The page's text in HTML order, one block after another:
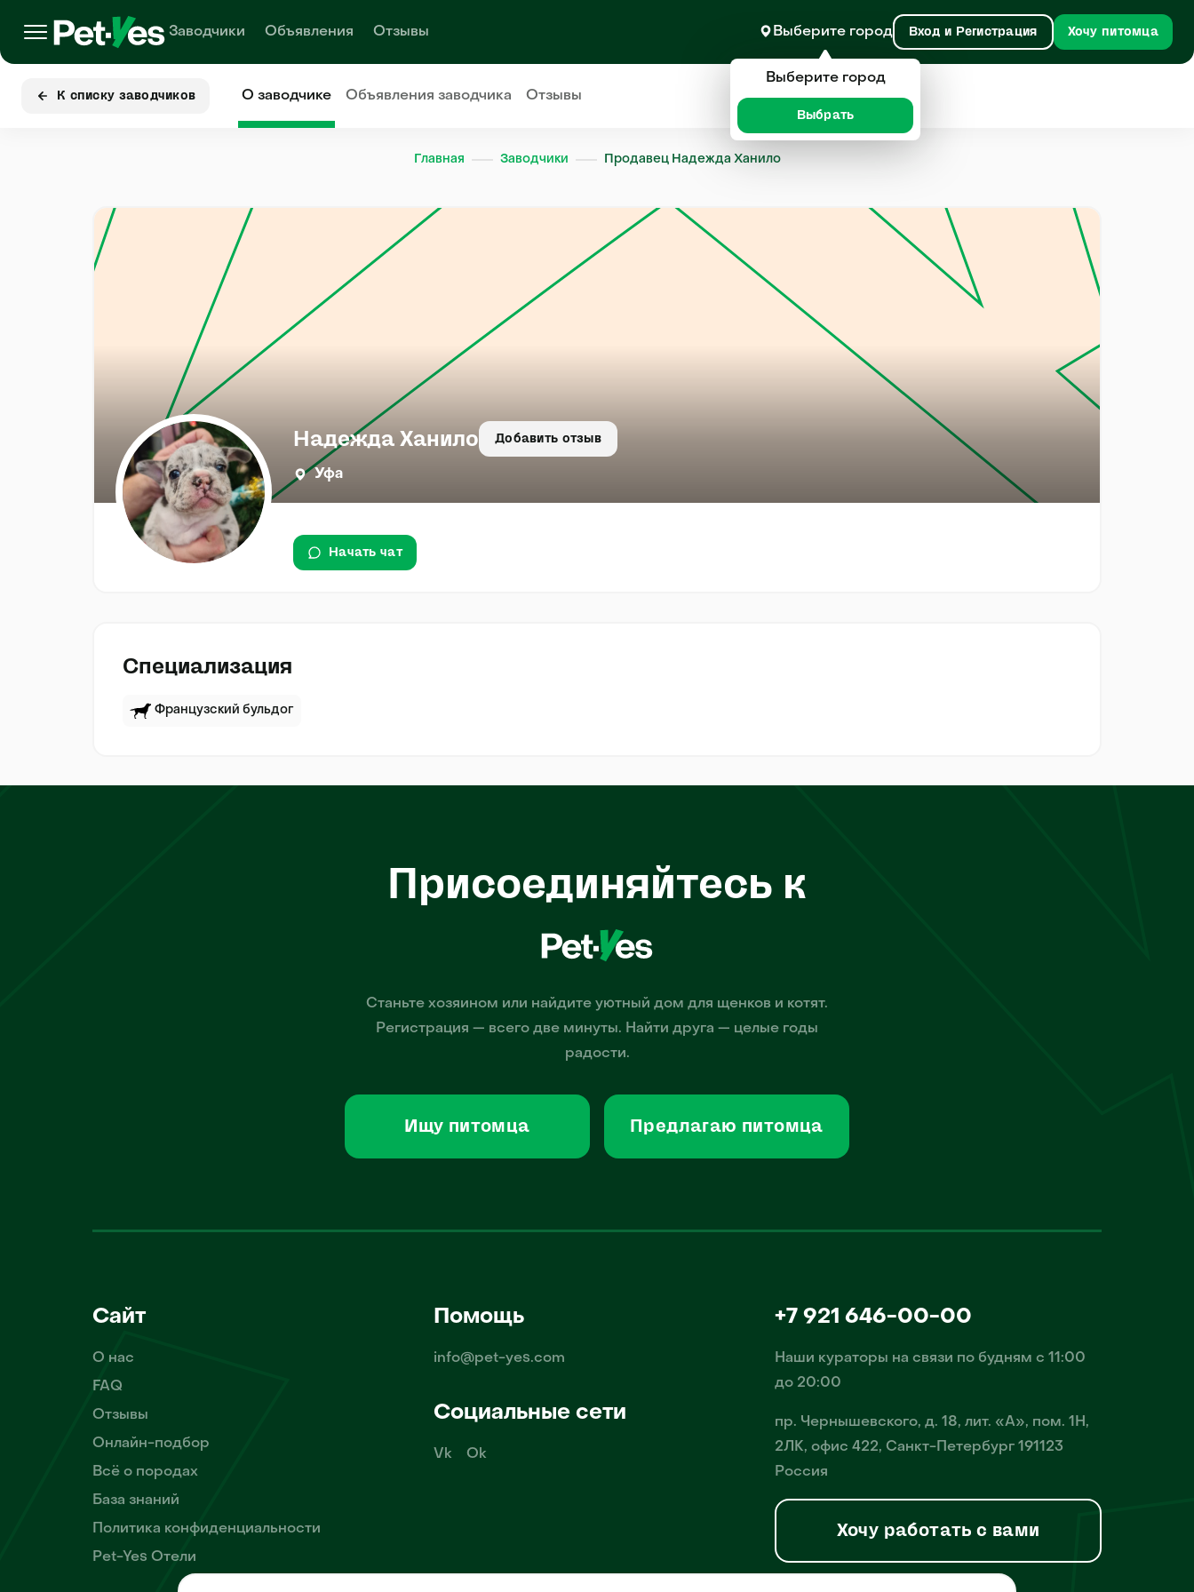
Заводчики Объявления Отзывы Выберите город Вход и Регистрация Хочу питомца
К списку заводчиков О заводчике Объявлениязаводчика Отзывы
Главная Заводчики Продавец Надежда Ханило
Надежда Ханило Добавить отзыв
Уфа
Начать чат
Специализация
Французский бульдог
Присоединяйтесь к
Станьте хозяином или найдите уютный дом для щенков и котят.
Регистрация — всего две минуты. Найти друга — целые годы
радости.
Ищу питомца Предлагаю питомца
Сайт
О нас
FAQ
Отзывы
Онлайн-подбор
Всё о породах
База знаний
Политика конфиденциальности
Pet-Yes Отели
Помощь
info@pet-yes.com
Социальные сети
Vk Ok
+7 921 646-00-00
Наши кураторы на связи по будням с 11:00
до 20:00
пр. Чернышевского, д. 18, лит. «А», пом. 1Н,
2ЛК, офис 422, Санкт-Петербург 191123
Россия
Хочу работать с вами
Выберите город
Выбрать